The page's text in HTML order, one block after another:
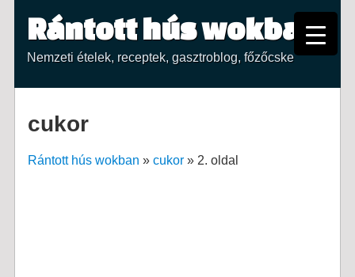
Rántott hús wokban
Nemzeti ételek, receptek, gasztroblog, főzőcske
cukor
Rántott hús wokban » cukor» 2. oldal